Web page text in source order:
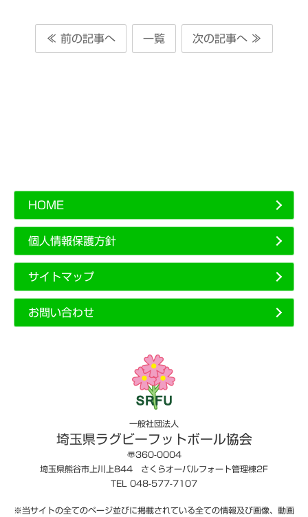
≪ 前の記事へ 一覧 次の記事へ ≫
HOME
個人情報保護方針
サイトマップ
お問い合わせ
一般社団法人
埼玉県ラグビーフットボール協会
〠360-0004
埼玉県熊谷市上川上844 さくらオーバルフォート管理棟2F
TEL 048-577-7107
※当サイトの全てのページ並びに掲載されている全ての情報及び画像、動画